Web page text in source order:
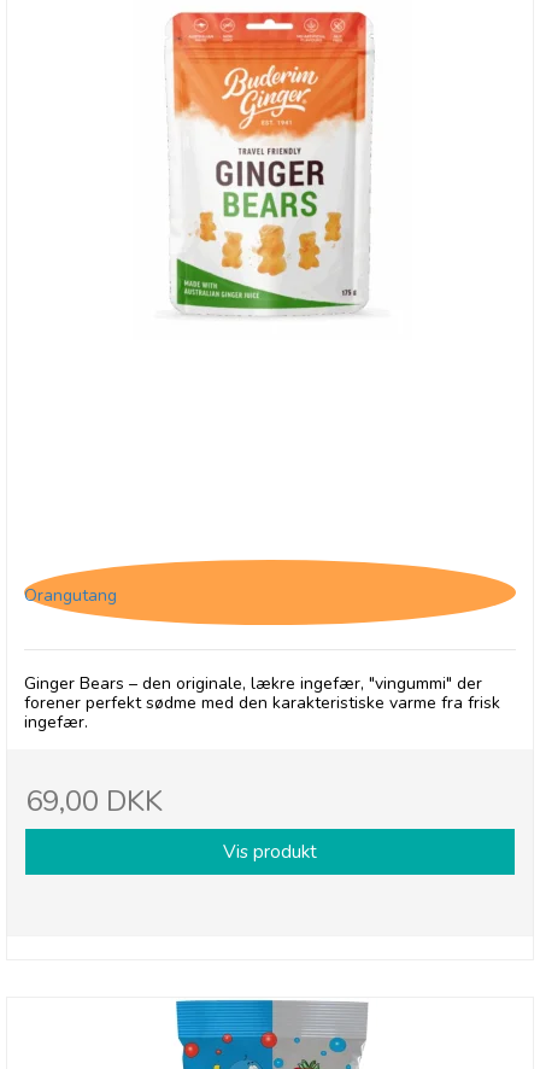
Orangutang
Ginger Bears – den originale, lækre ingefær, "vingummi" der
forener perfekt sødme med den karakteristiske varme fra frisk
ingefær.
69,00 DKK
Vis produkt